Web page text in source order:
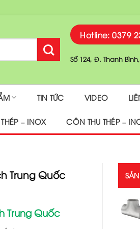
Hotline: 0379
Số 124, Đ. Thanh
TIN TỨC VIDEO
– INOX CÔN THU THÉP –
Trung Quốc
Trung Quốc